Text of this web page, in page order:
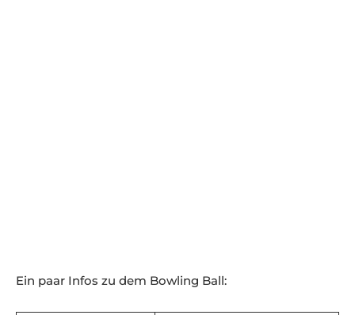
Ein paar Infos zu dem Bowling Ball: